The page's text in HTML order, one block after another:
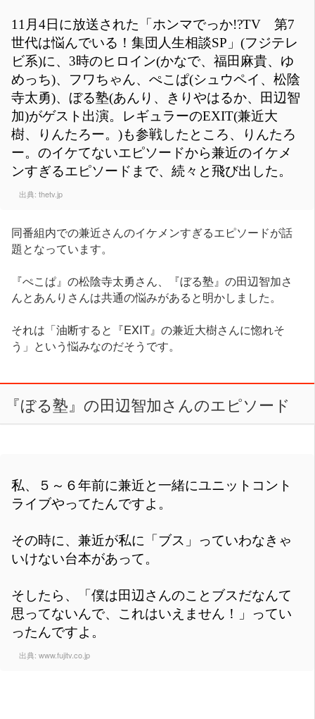
11月4日に放送された「ホンマでっか!?TV 第7
世代は悩んでいる！集団人生相談SP」(フジテレ
ビ系)に、3時のヒロイン(かなで、福田麻貴、ゆ
めっち)、フワちゃん、ぺこぱ(シュウペイ、松陰
寺太勇)、ぼる塾(あんり、きりやはるか、田辺智
加)がゲスト出演。レギュラーのEXIT(兼近大
樹、りんたろー。)も参戦したところ、りんたろ
ー。のイケてないエピソードから兼近のイケメ
ンすぎるエピソードまで、続々と飛び出した。
出典: thetv.jp
同番組内での兼近さんのイケメンすぎるエピソードが話
題となっています。
『ぺこぱ』の松陰寺太勇さん、『ぼる塾』の田辺智加さ
んとあんりさんは共通の悩みがあると明かしました。
それは「油断すると『EXIT』の兼近大樹さんに惚れそ
う」という悩みなのだそうです。
『ぼる塾』の田辺智加さんのエピソード
私、５～６年前に兼近と一緒にユニットコント
ライブやってたんですよ。
その時に、兼近が私に「ブス」っていわなきゃ
いけない台本があって。
そしたら、「僕は田辺さんのことブスだなんて
思ってないんで、これはいえません！」ってい
ったんですよ。
出典: www.fujitv.co.jp